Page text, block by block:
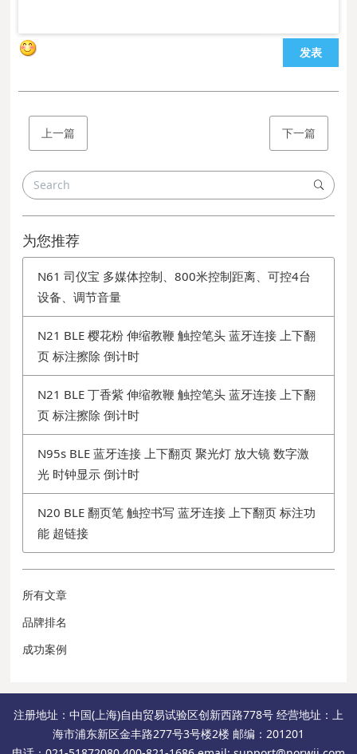
发表
上一篇 下一篇
为您推荐
N61 司仪宝 多媒体控制、800米控制距离、可控4台
设备、调节音量
N21 BLE 樱花粉 伸缩教鞭 触控笔头 蓝牙连接 上下翻
页 标注擦除 倒计时
N21 BLE 丁香紫 伸缩教鞭 触控笔头 蓝牙连接 上下翻
页 标注擦除 倒计时
N95s BLE 蓝牙连接 上下翻页 聚光灯 放大镜 数字激
光 时钟显示 倒计时
N20 BLE 翻页笔 触控书写 蓝牙连接 上下翻页 标注功
能 超链接
所有文章
品牌排名
成功案例
注册地址：中国(上海)自由贸易试验区创新西路778号 经营地址：上
海市浦东新区金丰路277号3号楼2楼 邮编：201201